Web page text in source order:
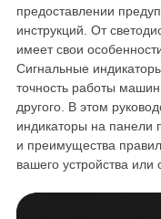
предоставлении
инструкций. От
имеет свои
Сигнальные
точность работы
другого. В этом
индикаторы на панели
и преимущества
вашего устройства